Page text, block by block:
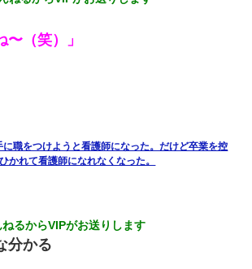
、やっと家建てられるね！』夫「実家を二世
に貯金使った」→私『離婚しよう』夫「え
とのパパだよ～」私のお腹を触ってほざく。
その闘病中に長女から信じられない言葉を受
（笑）」
職をつけようと看護師になった。だけど卒業を控
かれて看護師になれなくなった。
ねるからVIPがお送りします
分かる